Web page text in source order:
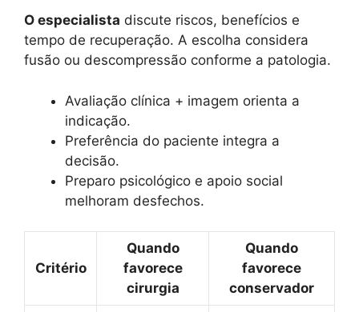
O especialista discute riscos, benefícios e
tempo de recuperação. A escolha considera
fusão ou descompressão conforme a patologia.
Avaliação clínica + imagem orienta a
indicação.
Preferência do paciente integra a
decisão.
Preparo psicológico e apoio social
melhoram desfechos.
Critério
Quando
favorece
cirurgia
Quando
favorece
conservador